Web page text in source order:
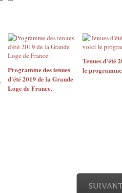
Programme des tenues
d'été 2019 de la Grande
Loge de France.
Tenues d'été
le